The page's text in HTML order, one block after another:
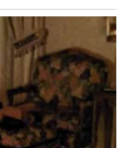
ono što su
bez bola.
– stvarno te